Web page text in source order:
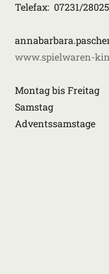
Telefax: 07231/
www.spielwaren-
Montag bis
Samstag
Adventssamstage